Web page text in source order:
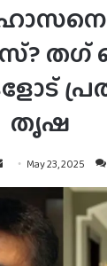
തൃഷ
Send
an
May 23, 2025